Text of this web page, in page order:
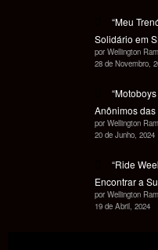
“Meu
Solidário em
por Wellington
28 de Novembro,
Anônimos
por Wellington
20 de Junho, 2024
“Ride
Encontrar a
por Wellington
19 de Abril, 2024